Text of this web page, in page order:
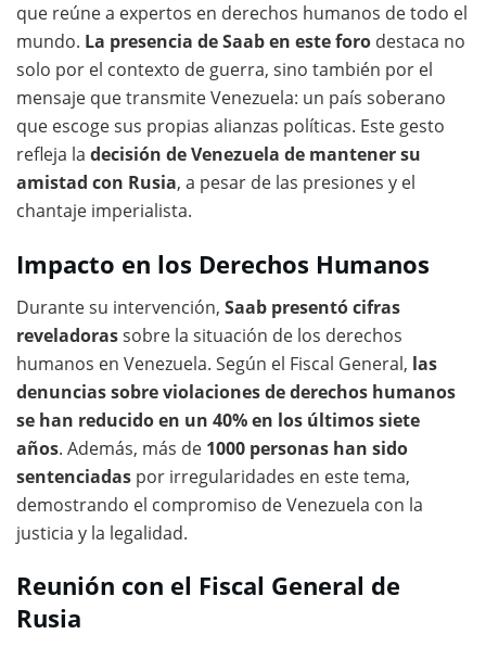
que reúne a expertos en derechos humanos de todo el
mundo. La presencia de Saab en este foro destaca no
solo por el contexto de guerra, sino también por el
mensaje que transmite Venezuela: un país soberano
que escoge sus propias alianzas políticas. Este gesto
refleja la decisión de Venezuela de mantener su
amistad con Rusia, a pesar de las presiones y el
chantaje imperialista.
Impacto en los Derechos Humanos
Durante su intervención, Saab presentó cifras
reveladorassobre la situación de los derechos
humanos en Venezuela. Según el Fiscal General, las
denuncias sobre violaciones de derechos humanos
se han reducido en un 40% en los últimos siete
años. Además, más de 1000 personas han sido
sentenciadas por irregularidades en este tema,
demostrando el compromiso de Venezuela con la
justicia y la legalidad.
Reunión con el Fiscal General de
Rusia